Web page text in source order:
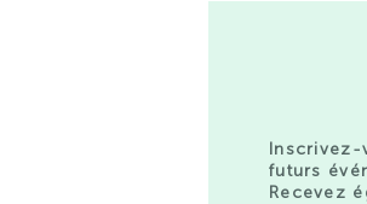
Inscrivez-
futurs
Recevez